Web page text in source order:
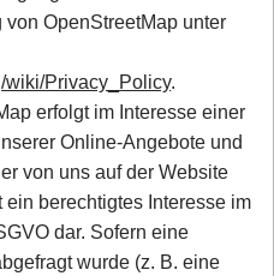
OpenStreetMap unter
wiki/Privacy_Policy.
erfolgt im Interesse einer
Online-Angebote und
von uns auf der Website
berechtigtes Interesse im
dar. Sofern eine
wurde (z. B. eine